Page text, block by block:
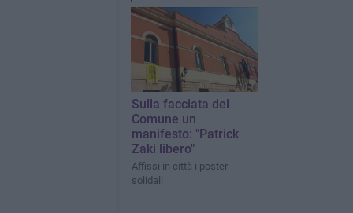
Sulla facciata del
Comune un
manifesto: "Patrick
Zaki libero"
Affissi in città i poster
solidali